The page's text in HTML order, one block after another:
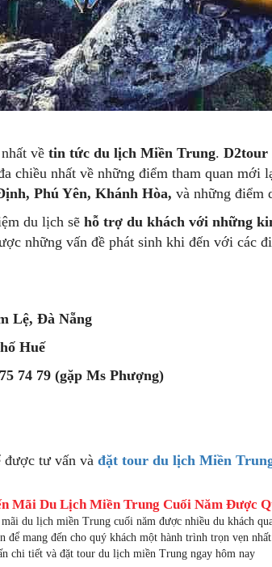
vềtin tức du lịch Miền Trung. D2tour
chiều nhất về những điểm tham quan mới
Phú Yên, Khánh Hòa, và những điểm
du lịch sẽhỗ trợ du khách với những
những vấn đề phát sinh khi đến với các
Lệ, Đà Nẵng
Huế
74 79 (gặp Ms Phượng)
được tư vấn và đặt tour du lịch Miền
Mãi Du Lịch Miền Trung Cuối Năm Được
du lịch miền Trung cuối năm được nhiều du khách
để mang đến cho quý khách một hành trình trọn vẹn
chi tiết và đặt tour du lịch miền Trung ngay hôm nay